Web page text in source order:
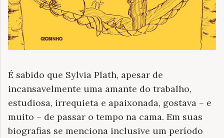
É sabido que Sylvia Plath, apesar de
incansavelmente uma amante do trabalho,
estudiosa, irrequieta e apaixonada, gostava – e
muito – de passar o tempo na cama. Em suas
biografias se menciona inclusive um período